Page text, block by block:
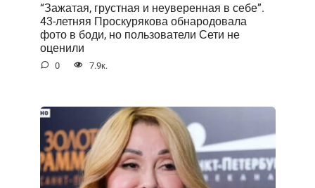
“Зажатая, грустная и неуверенная в себе”.
43-летняя Проскурякова обнародовала
фото в боди, но пользователи Сети не
оценили
0 7.9к.